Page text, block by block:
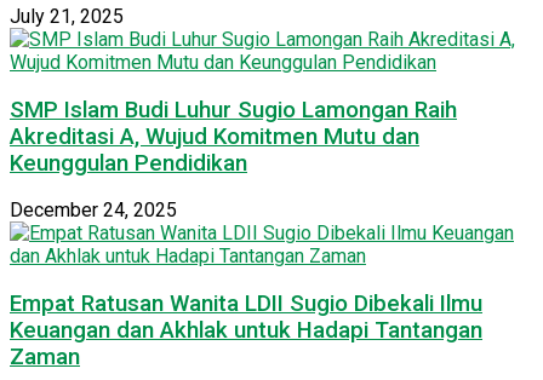
July 21, 2025
SMP Islam Budi Luhur Sugio Lamongan Raih
Akreditasi A, Wujud Komitmen Mutu dan
Keunggulan Pendidikan
December 24, 2025
Empat Ratusan Wanita LDII Sugio Dibekali Ilmu
Keuangan dan Akhlak untuk Hadapi Tantangan
Zaman